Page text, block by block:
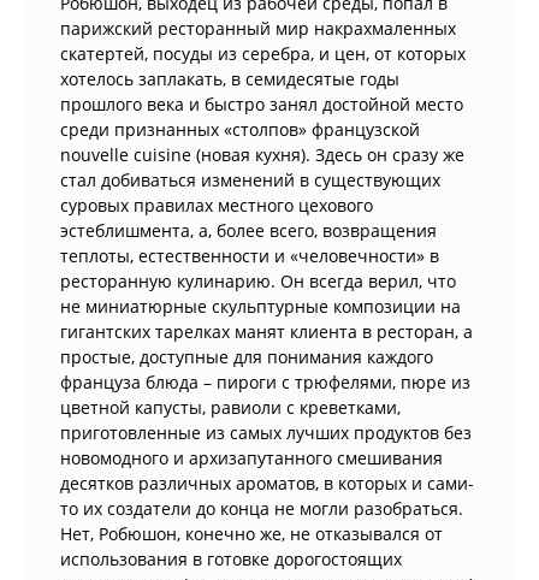
парижский ресторанный мир накрахмаленных
скатертей, посуды из серебра, и цен, от которых
хотелось заплакать, в семидесятые годы
прошлого века и быстро занял достойной место
среди признанных «столпов» французской
nouvelle cuisine (новая кухня). Здесь он сразу же
стал добиваться изменений в существующих
суровых правилах местного цехового
эстеблишмента, а, более всего, возвращения
теплоты, естественности и «человечности» в
ресторанную кулинарию. Он всегда верил, что
не миниатюрные скульптурные композиции на
гигантских тарелках манят клиента в ресторан, а
простые, доступные для понимания каждого
француза блюда – пироги с трюфелями, пюре из
цветной капусты, равиоли с креветками,
приготовленные из самых лучших продуктов без
новомодного и архизапутанного смешивания
десятков различных ароматов, в которых и сами-
то их создатели до конца не могли разобраться.
Нет, Робюшон, конечно же, не отказывался от
использования в готовке дорогостоящих